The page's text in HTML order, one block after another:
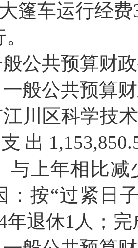
篷车运行经费
。
公共预算财
一般公共预算
川区科学技
出 1,153,
与上年相比减
：按“过紧日
年退休1 人； 完